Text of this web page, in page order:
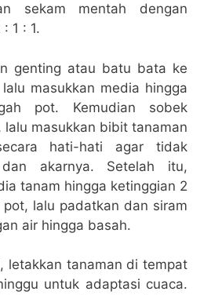
sekam mentah dengan
1 : 1.
genting atau batu bata ke
masukkan media hingga
pot. Kemudian sobek
masukkan bibit tanaman
hati-hati agar tidak
akarnya. Setelah itu,
tanam hingga ketinggian 2
lalu padatkan dan siram
air hingga basah.
letakkan tanaman di tempat
untuk adaptasi cuaca.